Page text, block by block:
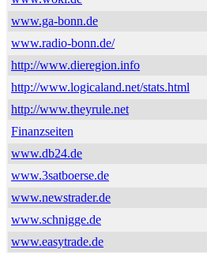
www.ga-bonn.de
www.radio-bonn.de/
http://www.dieregion.info
http://www.logicaland.net/stats.html
http://www.theyrule.net
Finanzseiten
www.db24.de
www.3satboerse.de
www.newstrader.de
www.schnigge.de
www.easytrade.de